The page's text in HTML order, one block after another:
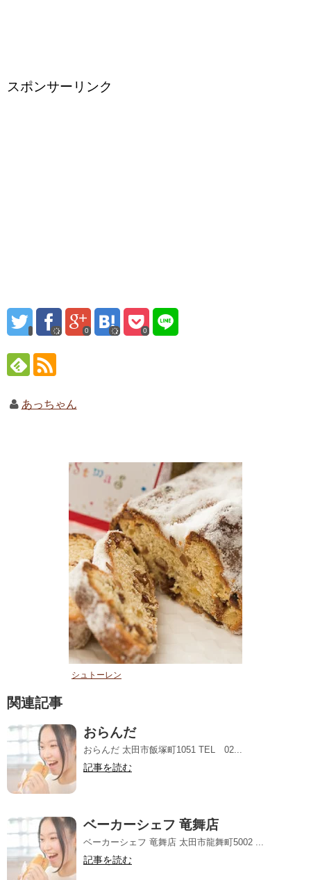
スポンサーリンク
0 0
あっちゃん
シュトーレン
関連記事
おらんだ
おらんだ 太田市飯塚町1051 TEL 02...
記事を読む
ベーカーシェフ 竜舞店
ベーカーシェフ 竜舞店 太田市龍舞町5002 ...
記事を読む